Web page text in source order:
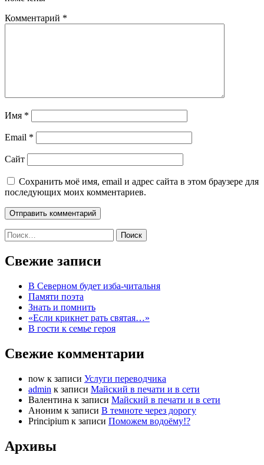
Комментарий *
Имя *
Email *
Сайт
Сохранить моё имя, email и адрес сайта в этом браузере для
последующих моих комментариев.
Найти:
Свежие записи
В Северном будет изба-читальня
Памяти поэта
Знать и помнить
«Если крикнет рать святая…»
В гости к семье героя
Свежие комментарии
now к записи Услуги переводчика
admin к записи Майский в печати и в сети
Валентина к записи Майский в печати и в сети
Аноним к записи В темноте через дорогу
Principium к записи Поможем водоёму!?
Архивы